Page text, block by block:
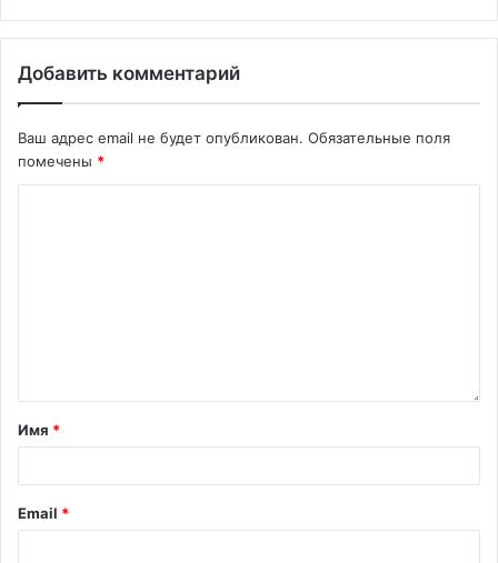
Добавить комментарий
Ваш адрес email не будет опубликован. Обязательные поля
помечены *
Имя *
Email *